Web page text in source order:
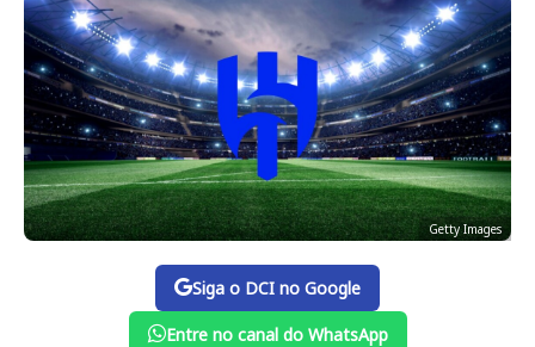
Getty Images
Siga o DCI no Google
Entre no canal do WhatsApp